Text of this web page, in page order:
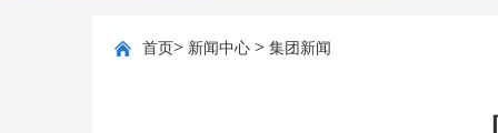
首页> 新闻中心 > 集团新闻